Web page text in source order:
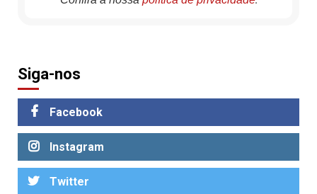
Siga-nos
Facebook
Instagram
Twitter